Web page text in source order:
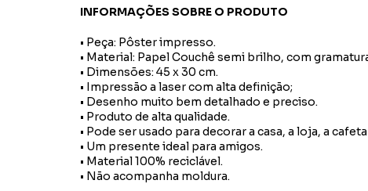
INFORMAÇÕES SOBRE O PRODUTO
• Peça: Pôster impresso.
• Material: Papel Couchê semi brilho, com
• Dimensões: 45 x 30 cm.
• Impressão a laser com alta definição;
• Desenho muito bem detalhado e preciso.
• Produto de alta qualidade.
• Pode ser usado para decorar a casa, a loja, a
• Um presente ideal para amigos.
• Material 100% reciclável.
• Não acompanha moldura.